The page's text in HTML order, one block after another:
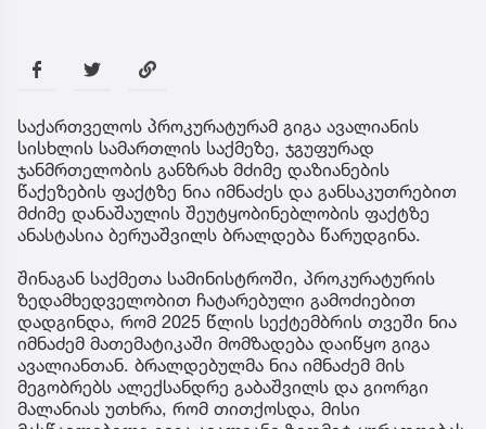
საქართველოს პროკურატურამ გიგა ავალიანის
სისხლის სამართლის საქმეზე, ჯგუფურად
ჯანმრთელობის განზრახ მძიმე დაზიანების
წაქეზების ფაქტზე ნია იმნაძეს და განსაკუთრებით
მძიმე დანაშაულის შეუტყობინებლობის ფაქტზე
ანასტასია ბერუაშვილს ბრალდება წარუდგინა.
შინაგან საქმეთა სამინისტროში, პროკურატურის
ზედამხედველობით ჩატარებული გამოძიებით
დადგინდა, რომ 2025 წლის სექტემბრის თვეში ნია
იმნაძემ მათემატიკაში მომზადება დაიწყო გიგა
ავალიანთან. ბრალდებულმა ნია იმნაძემ მის
მეგობრებს ალექსანდრე გაბაშვილს და გიორგი
მალანიას უთხრა, რომ თითქოსდა, მისი